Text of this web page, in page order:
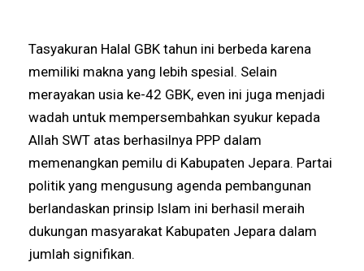
Tasyakuran Halal GBK tahun ini berbeda karena
memiliki makna yang lebih spesial. Selain
merayakan usia ke-42 GBK, even ini juga menjadi
wadah untuk mempersembahkan syukur kepada
Allah SWT atas berhasilnya PPP dalam
memenangkan pemilu di Kabupaten Jepara. Partai
politik yang mengusung agenda pembangunan
berlandaskan prinsip Islam ini berhasil meraih
dukungan masyarakat Kabupaten Jepara dalam
jumlah signifikan.